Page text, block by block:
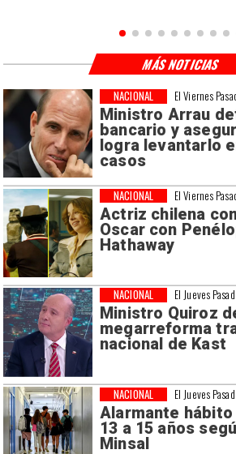
El Viernes
Ministro Arrau
bancario y
logra levantarlo
casos
NACIONAL
El Viernes
Actriz chilena
Oscar con
Hathaway
NACIONAL
El Jueves
Ministro Quiroz
megarreforma
nacional de Kast
NACIONAL
El Jueves
Alarmante
13 a 15 años
Minsal
NACIONAL
MÁS NOTICIAS